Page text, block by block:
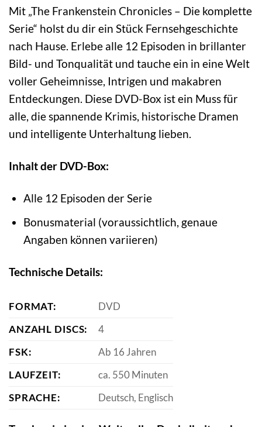
Mit „The Frankenstein Chronicles – Die komplette
Serie“ holst du dir ein Stück Fernsehgeschichte
nach Hause. Erlebe alle 12 Episoden in brillanter
Bild- und Tonqualität und tauche ein in eine Welt
voller Geheimnisse, Intrigen und makabren
Entdeckungen. Diese DVD-Box ist ein Muss für
alle, die spannende Krimis, historische Dramen
und intelligente Unterhaltung lieben.
Inhalt der DVD-Box:
Alle 12 Episoden der Serie
Bonusmaterial (voraussichtlich, genaue
Angaben können variieren)
Technische Details:
FORMAT:
DVD
ANZAHL DISCS:
4
FSK:
Ab 16 Jahren
LAUFZEIT:
ca. 550 Minuten
SPRACHE:
Deutsch, Englisch